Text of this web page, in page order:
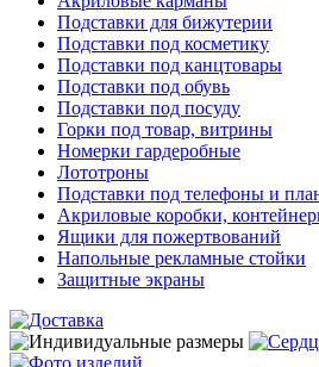
Подставки для бижутерии
Подставки под косметику
Подставки под канцтовары
Подставки под обувь
Подставки под посуду
Горки под товар, витрины
Номерки гардеробные
Лототроны
Подставки под телефоны и
Акриловые коробки,
Ящики для пожертвований
Напольные рекламные стойки
Защитные экраны